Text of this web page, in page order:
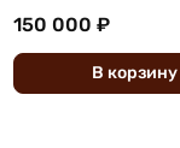
150 000 ₽
В корзину